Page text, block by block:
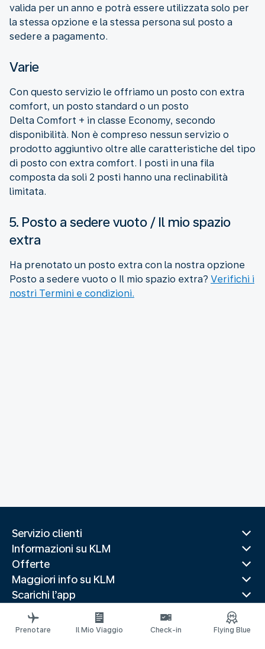
valida per un anno e potrà essere utilizzata solo per
la stessa opzione e la stessa persona sul posto a
sedere a pagamento.
Varie
Con questo servizio le offriamo un posto con extra
comfort, un posto standard o un posto
Delta Comfort + in classe Economy, secondo
disponibilità. Non è compreso nessun servizio o
prodotto aggiuntivo oltre alle caratteristiche del tipo
di posto con extra comfort. I posti in una fila
composta da soli 2 posti hanno una reclinabilità
limitata.
5. Posto a sedere vuoto / Il mio spazio
extra
Ha prenotato un posto extra con la nostra opzione
Posto a sedere vuoto o Il mio spazio extra? Verifichi i
nostri Termini e condizioni.
Servizio clienti
Informazioni su KLM
Offerte
Maggiori info su KLM
Scarichi l’app
Siti web correlati
Guide di viaggio
Prenotare Il Mio Viaggio Check-in Flying Blue